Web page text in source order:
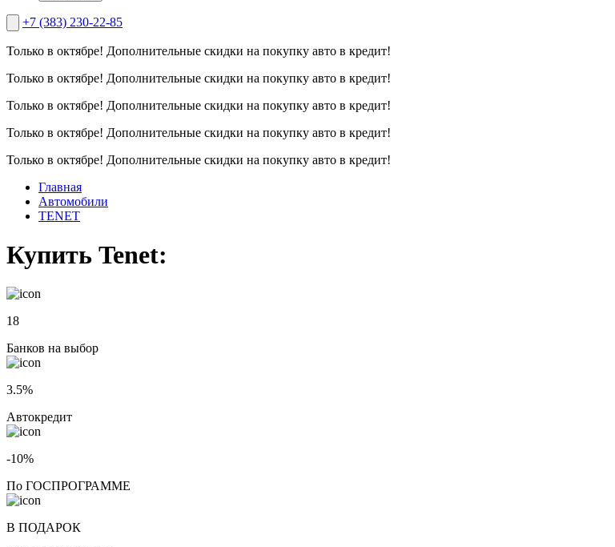
+7 (383) 230-22-85
Только в октябре! Дополнительные скидки на покупку авто в кредит!
Только в октябре! Дополнительные скидки на покупку авто в кредит!
Только в октябре! Дополнительные скидки на покупку авто в кредит!
Только в октябре! Дополнительные скидки на покупку авто в кредит!
Только в октябре! Дополнительные скидки на покупку авто в кредит!
Главная
Автомобили
TENET
Купить Tenet:
18
Банков на выбор
3.5%
Автокредит
-10%
По ГОСПРОГРАММЕ
В ПОДАРОК